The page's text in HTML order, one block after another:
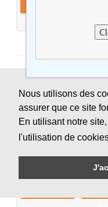
Nous utilisons des
assurer que ce site
En utilisant notre
l'utilisation de
Prea Gianca
TOUTE LA NUIT DES
D'ANTIMOUSTIQUE
Posté